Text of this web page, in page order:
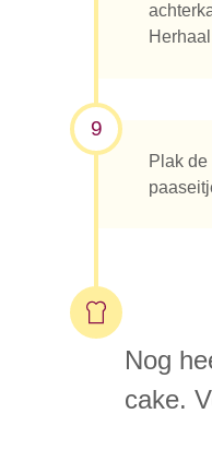
9
Plak
Nog
cake.